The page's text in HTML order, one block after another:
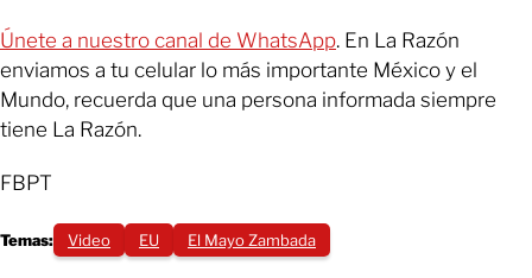
Únete a nuestro canal de WhatsApp. En La Razón
enviamos a tu celular lo más importante México y el
Mundo, recuerda que una persona informada siempre
tiene La Razón.
FBPT
Temas: Video EU El Mayo Zambada